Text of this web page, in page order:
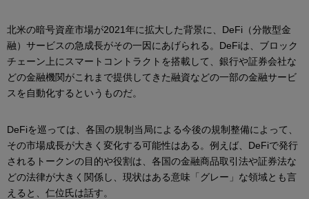
北米の暗号資産市場が2021年に拡大した背景に、DeFi（分散型金
融）サービスの急成長がその一因にあげられる。DeFiは、ブロック
チェーン上にスマートコントラクトを搭載して、銀行や証券会社な
どの金融機関がこれまで提供してきた融資などの一部の金融サービ
スを自動化するというものだ。
DeFiを巡っては、各国の規制当局による今後の規制整備によって、
その市場成長が大きく変化する可能性はある。例えば、DeFiで発行
されるトークンの目的や役割は、各国の金融商品取引法や証券法な
どの法律が大きく関係し、現状はある意味「グレー」な領域とも言
えると、仁位氏は話す。